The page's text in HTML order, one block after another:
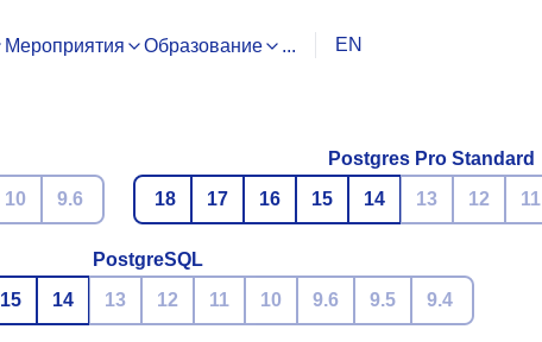
Мероприятия Образование ... EN
10 9.6
Postgres Pro Standard
18
17 16 15 14 13 12 11
PostgreSQL
15 14 13 12 11 10 9.6 9.5 9.4